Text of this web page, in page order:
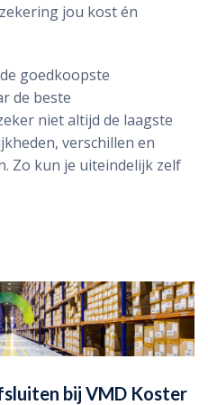
jou kost én
goedkoopste
de beste
niet altijd de laagste
verschillen en
Zo kun je uiteindelijk zelf
bij VMD Koster